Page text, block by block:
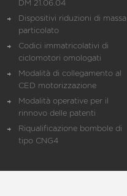
DM 21.06.04
Dispositivi riduzioni di massa
particolato
Codici immatricolativi di
ciclomotori omologati
Modalità di collegamento al
CED motorizzazione
Modalità operative per il
rinnovo delle patenti
Riqualificazione bombole di
tipo CNG4